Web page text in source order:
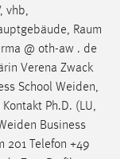
vhb,
Raum
@ oth-aw . de
Verena Zwack
School Weiden,
Kontakt Ph.D. (LU,
Business
201 Telefon +49